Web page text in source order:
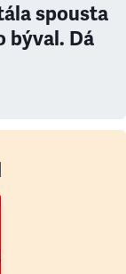
spousta
býval. Dá